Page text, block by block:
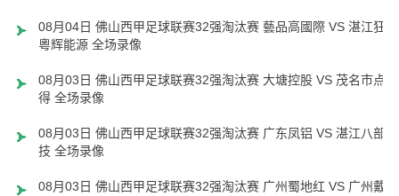
08月04日 佛山西甲足球联赛32强淘汰赛 藝品高國際 VS 湛江狂狼
粵辉能源 全场录像
08月03日 佛山西甲足球联赛32强淘汰赛 大塘控股 VS 茂名市点都
得 全场录像
08月03日 佛山西甲足球联赛32强淘汰赛 广东凤铝 VS 湛江八部科
技 全场录像
08月03日 佛山西甲足球联赛32强淘汰赛 广州蜀地红 VS 广州戴拿